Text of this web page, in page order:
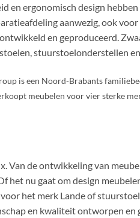
en ergonomisch design
aanwezig, ook
en geproduceerd.
stuurstoelonderstellen
is een Noord-Brabants
meubelen voor vier sterke
Van de ontwikkeling van
het nu gaat om design
het merk Lande of
en kwaliteit ontworpen en